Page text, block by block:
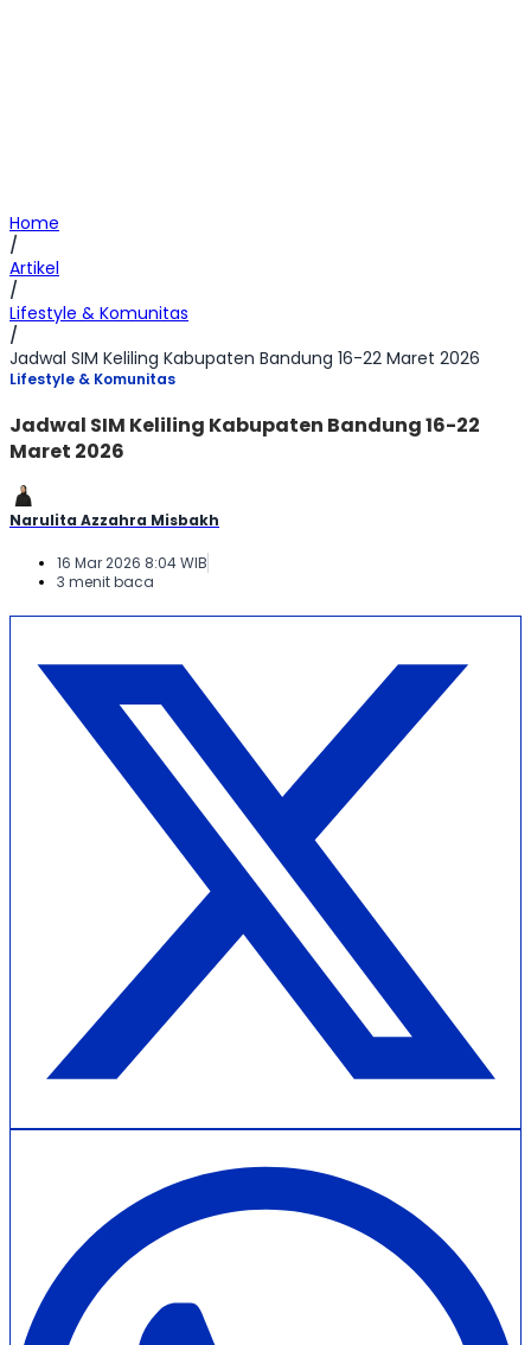
Home
/
Artikel
/
Lifestyle & Komunitas
/
Jadwal SIM Keliling Kabupaten Bandung 16-22 Maret 2026
Lifestyle & Komunitas
Jadwal SIM Keliling Kabupaten Bandung 16-22
Maret 2026
Narulita Azzahra Misbakh
16 Mar 2026 8:04 WIB
3 menit baca